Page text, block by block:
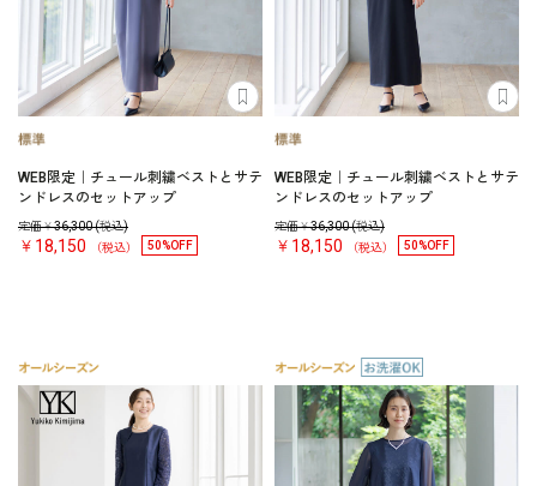
WEB限定｜チュール刺繍ベストとサテ
ンドレスのセットアップ
定価￥36,300(税込)
￥18,150 （税込） 50%OFF
WEB限定｜チュール刺繍ベストとサテ
ンドレスのセットアップ
定価￥36,300(税込)
￥18,150 （税込） 50%OFF